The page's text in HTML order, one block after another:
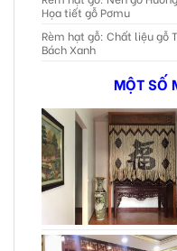
Họa tiết gỗ Pơmu
Rèm hạt gỗ: Chất liệu gỗ
Bách Xanh
MỘT SỐ